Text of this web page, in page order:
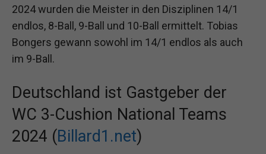
2024 wurden die Meister in den Disziplinen 14/1
endlos, 8-Ball, 9-Ball und 10-Ball ermittelt. Tobias
Bongers gewann sowohl im 14/1 endlos als auch
im 9-Ball.
Deutschland ist Gastgeber der
WC 3-Cushion National Teams
2024 (Billard1.net)